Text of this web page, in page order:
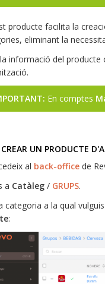
producte facilita la
eliminant la
informació del producte
En comptes
UN PRODUCTE
al back-office de
a Catàleg / GRUPS.
categoria a la qual
: